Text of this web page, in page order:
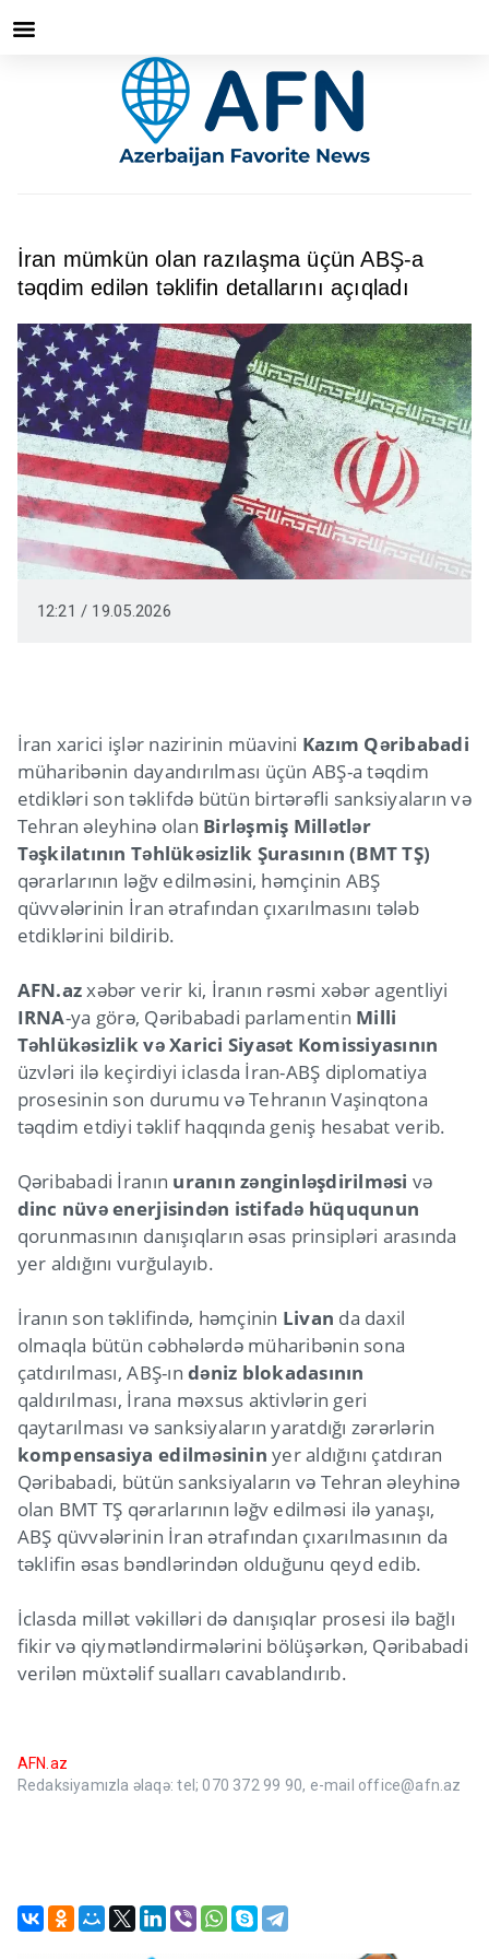
İran mümkün olan razılaşma üçün ABŞ-a
təqdim edilən təklifin detallarını açıqladı
12:21 / 19.05.2026
İran xarici işlər nazirinin müavini Kazım Qəribabadi
müharibənin dayandırılması üçün ABŞ-a təqdim
etdikləri son təklifdə bütün birtərəfli sanksiyaların və
Tehran əleyhinə olan Birləşmiş Millətlər
Təşkilatının Təhlükəsizlik Şurasının (BMT TŞ)
qərarlarının ləğv edilməsini, həmçinin ABŞ
qüvvələrinin İran ətrafından çıxarılmasını tələb
etdiklərini bildirib.
AFN.azxəbər verir ki, İranın rəsmi xəbər agentliyi
IRNA-ya görə, Qəribabadi parlamentin Milli
Təhlükəsizlik və Xarici Siyasət Komissiyasının
üzvləri ilə keçirdiyi iclasda İran-ABŞ diplomatiya
prosesinin son durumu və Tehranın Vaşinqtona
təqdim etdiyi təklif haqqında geniş hesabat verib.
Qəribabadi İranın uranın zənginləşdirilməsi və
dinc nüvə enerjisindən istifadə hüququnun
qorunmasının danışıqların əsas prinsipləri arasında
yer aldığını vurğulayıb.
İranın son təklifində, həmçinin Livan da daxil
olmaqla bütün cəbhələrdə müharibənin sona
çatdırılması, ABŞ-ındəniz blokadasının
qaldırılması, İrana məxsus aktivlərin geri
qaytarılması və sanksiyaların yaratdığı zərərlərin
kompensasiya edilməsinin yer aldığını çatdıran
Qəribabadi, bütün sanksiyaların və Tehran əleyhinə
olan BMT TŞ qərarlarının ləğv edilməsi ilə yanaşı,
ABŞ qüvvələrinin İran ətrafından çıxarılmasının da
təklifin əsas bəndlərindən olduğunu qeyd edib.
İclasda millət vəkilləri də danışıqlar prosesi ilə bağlı
fikir və qiymətləndirmələrini bölüşərkən, Qəribabadi
verilən müxtəlif sualları cavablandırıb.
AFN.az
Redaksiyamızla əlaqə: tel; 070 372 99 90, e-mail office@afn.az